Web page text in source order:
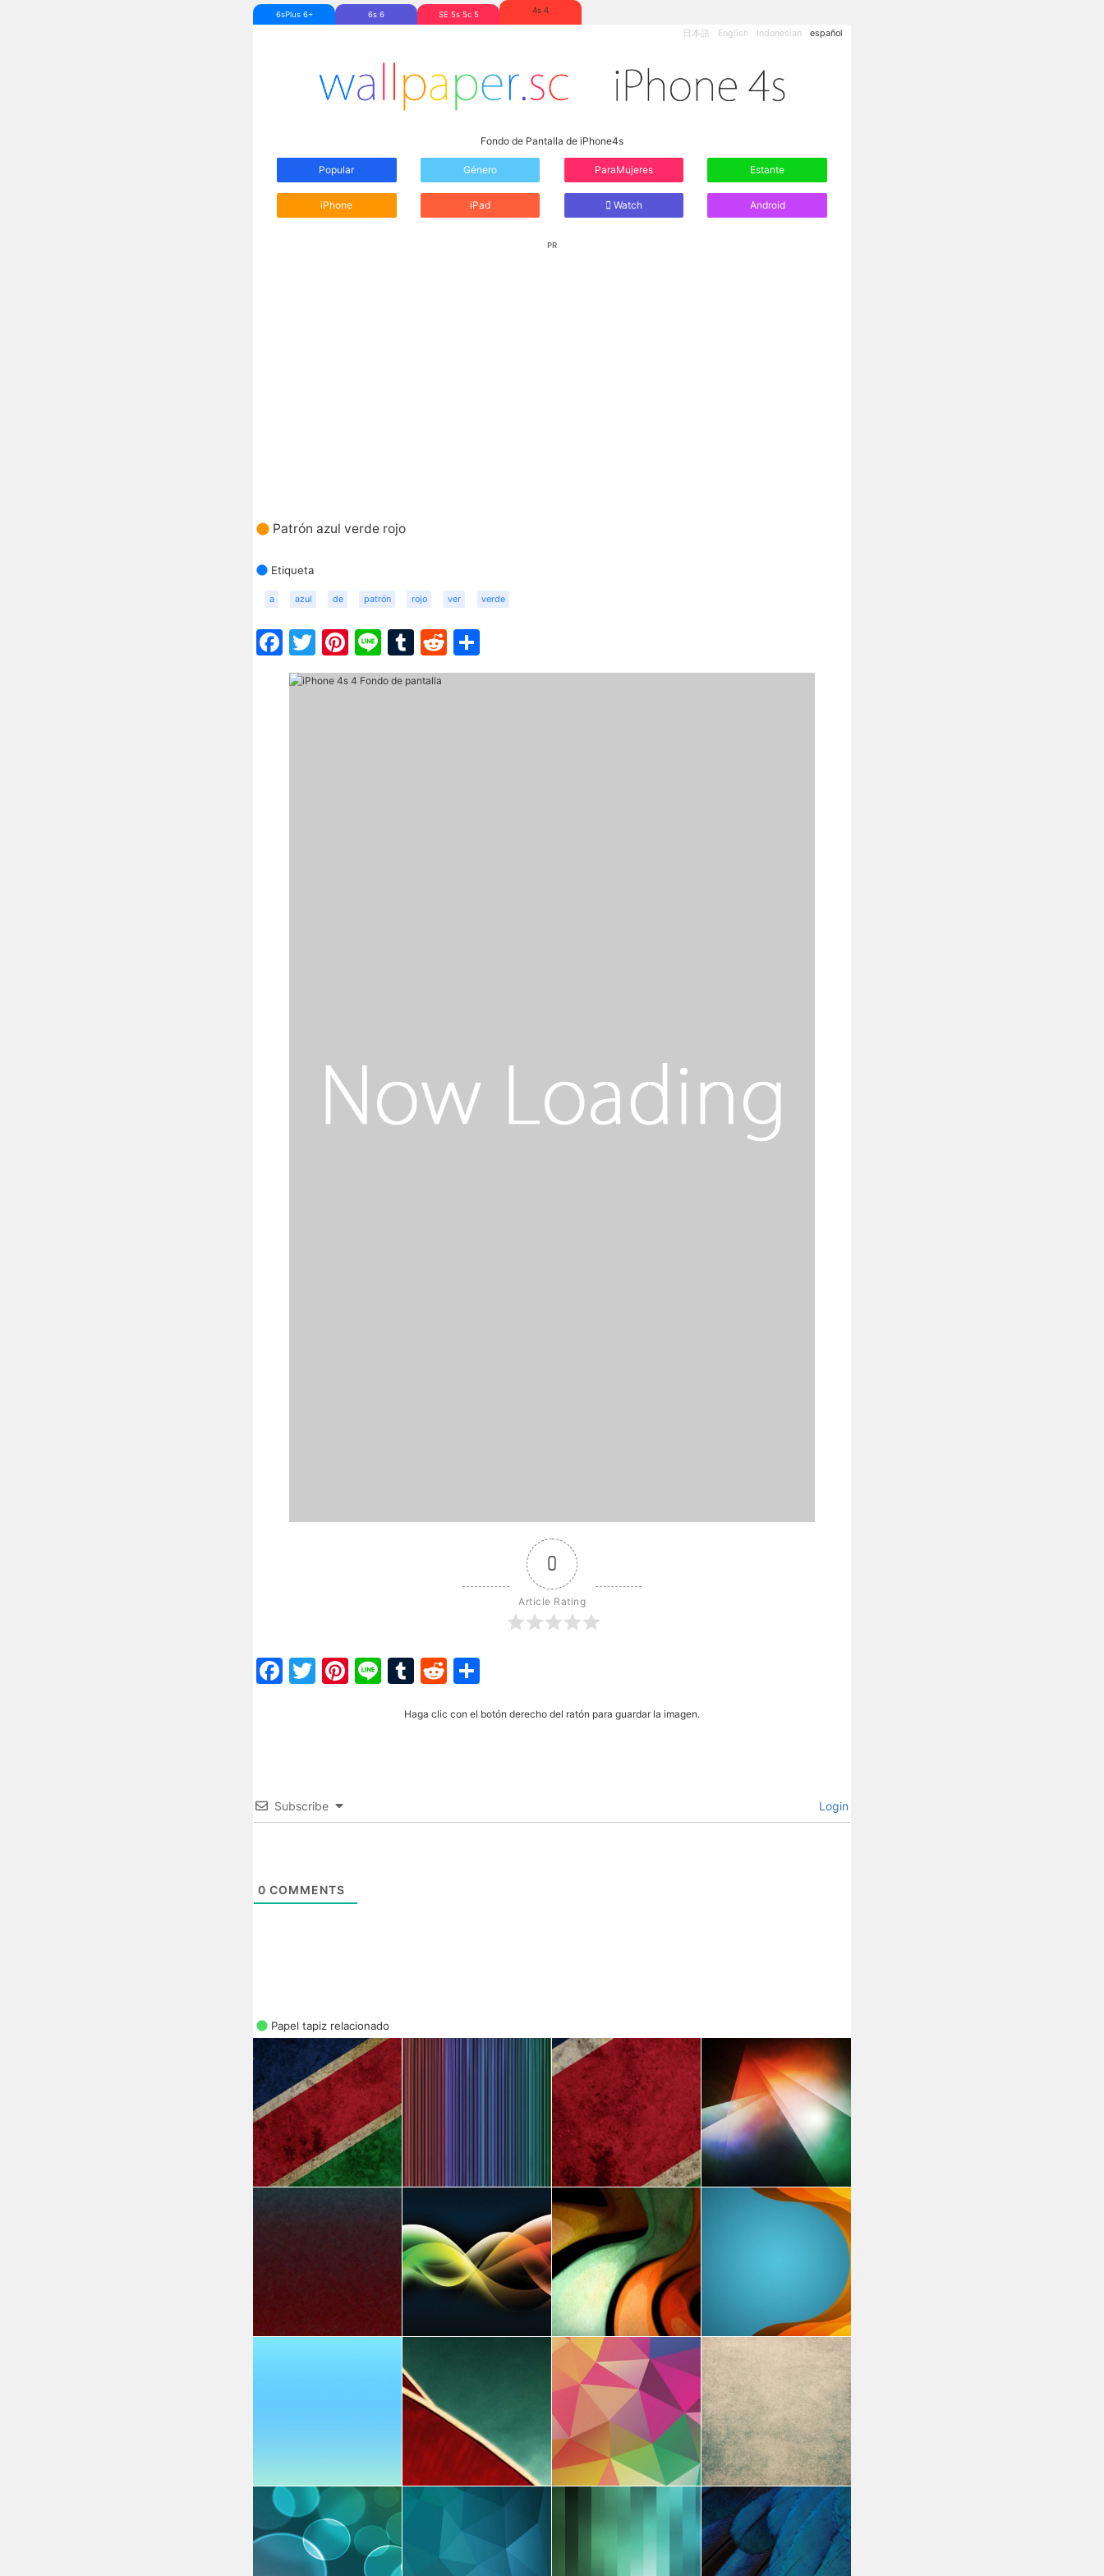
6sPlus 6+ 6s 6 SE 5s 5c 5 4s 4
日本語 English Indonesian español
Fondo de Pantalla de iPhone4s
Popular Género ParaMujeres Estante
iPhone iPad Watch Android
PR
Patrón azul verde rojo
Etiqueta
a azul de patrón rojo ver verde
Facebook
Twitter
Pinterest
LineTumblr
Reddit
0
Article Rating
Facebook
Twitter
Pinterest
LineTumblr
Reddit
Haga clic con el botón derecho del ratón para guardar la imagen.
Subscribe Login
0 COMMENTS
Papel tapiz relacionado